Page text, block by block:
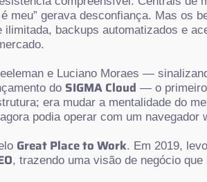
meu” gerava desconfiança. Mas os
backups automatizados e
e Luciano Moraes —
do SIGMA Cloud — o primeiro
era mudar a mentalidade do
podia operar com um navegador
Great Place to Work. Em 2019,
, trazendo uma visão de negócio